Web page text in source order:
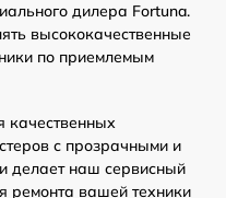
дилера Fortuna.
высококачественные
по приемлемым
с прозрачными и
делает наш сервисный
ремонта вашей техники